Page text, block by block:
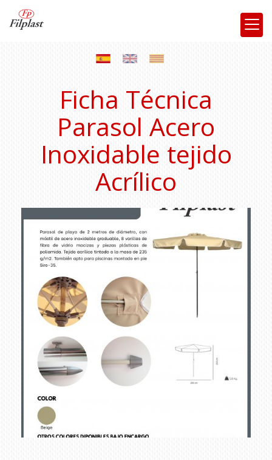
Ficha Técnica
Parasol Acero
Inoxidable tejido
Acrílico